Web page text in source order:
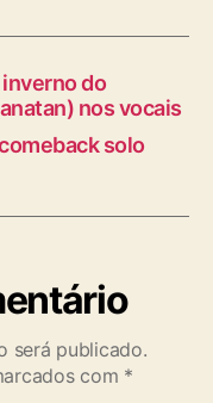
inverno do
nos vocais
solo
será publicado.
com *